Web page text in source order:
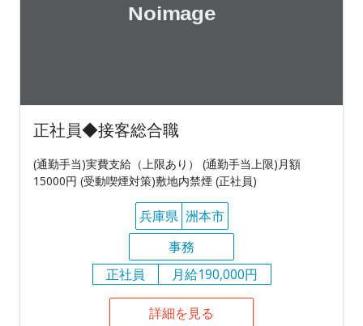
正社員◆接客総合職
(通勤手当)実費支給（上限あり） (通勤手当上限)月額
15000円 (受動喫煙対策)敷地内禁煙 (正社員)
兵庫県 洲本市
事務
正社員
月給190,000円
詳細を見る